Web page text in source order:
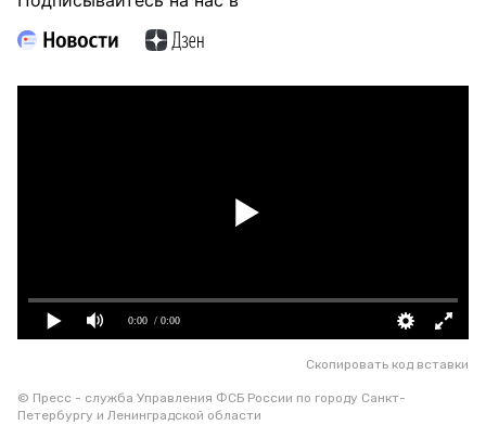
0:00 / 0:00
Скопировать код вставки
© Пресс - служба Управления ФСБ России по городу Санкт-
Петербургу и Ленинградской области